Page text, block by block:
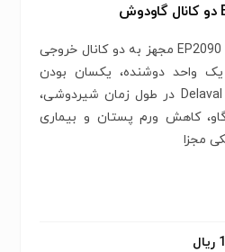
پولساتور برقی دلاوال مدل EP2090 مجهز به دو کانال خروجی
واحد دوشنده، یکسان بودن
ضربان پولساتور Delaval EP2090 در طول زمان شیردوشی،
کاهش ورم پستان و بیماری
مجزا
1 ریال